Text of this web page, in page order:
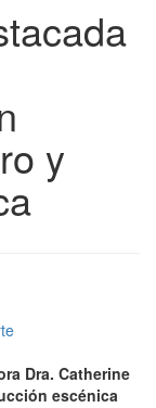
y
Dra. Catherine
escénica